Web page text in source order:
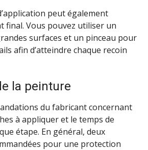
peut également
final. Vous pouvez utiliser un
surfaces et un pinceau pour
afin d’atteindre chaque recoin
la peinture
du fabricant concernant
à appliquer et le temps de
étape. En général, deux
pour une protection